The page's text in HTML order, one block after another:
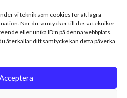
vi teknik som cookies för att lagra
När du samtycker till dessa tekniker
eller unika ID:n på denna webbplats.
återkallar ditt samtycke kan detta påverka
Acceptera